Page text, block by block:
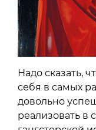
Надо сказать,
себя в самых
довольно
реализовать в